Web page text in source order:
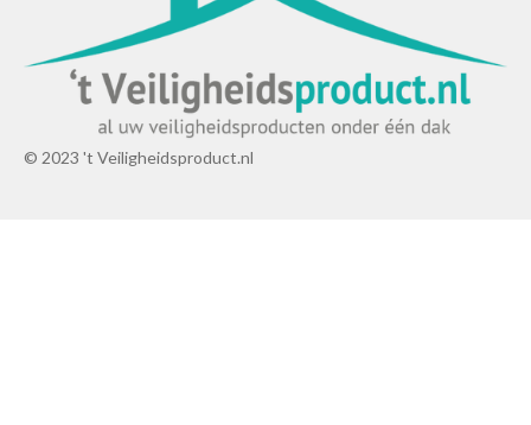
© 2023 't Veiligheidsproduct.nl